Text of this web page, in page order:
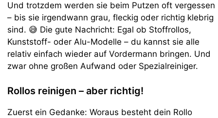
Und trotzdem werden sie beim Putzen oft vergessen
– bis sie irgendwann grau, fleckig oder richtig klebrig
sind. 😅 Die gute Nachricht: Egal ob Stoffrollos,
Kunststoff- oder Alu-Modelle – du kannst sie alle
relativ einfach wieder auf Vordermann bringen. Und
zwar ohne großen Aufwand oder Spezialreiniger.
Rollos reinigen – aber richtig!
Zuerst ein Gedanke: Woraus besteht dein Rollo